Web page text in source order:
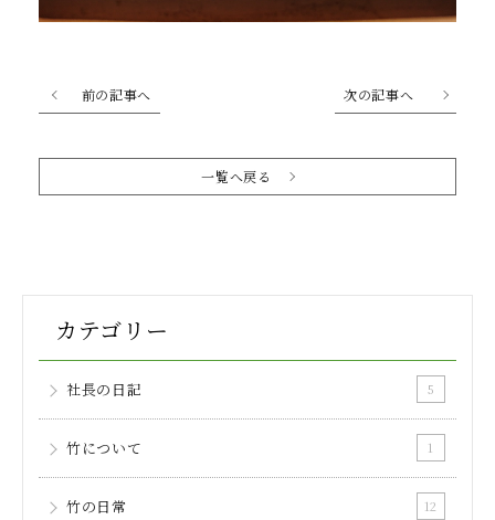
前の記事へ 次の記事へ
一覧へ戻る
カテゴリー
社長の日記 5
竹について 1
竹の日常 12